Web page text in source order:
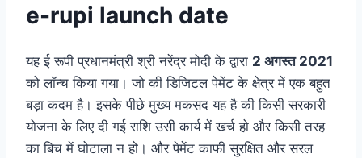
e-rupi launch date
यह ई रूपी प्रधानमंत्री श्री नरेंद्र मोदी के द्वारा 2 अगस्त 2021
को लॉन्च किया गया। जो की डिजिटल पेमेंट के क्षेत्र में एक बहुत
बड़ा कदम है। इसके पीछे मुख्य मकसद यह है की किसी सरकारी
योजना के लिए दी गई राशि उसी कार्य में खर्च हो और किसी तरह
का बिच में घोटाला न हो। और पेमेंट काफी सुरक्षित और सरल